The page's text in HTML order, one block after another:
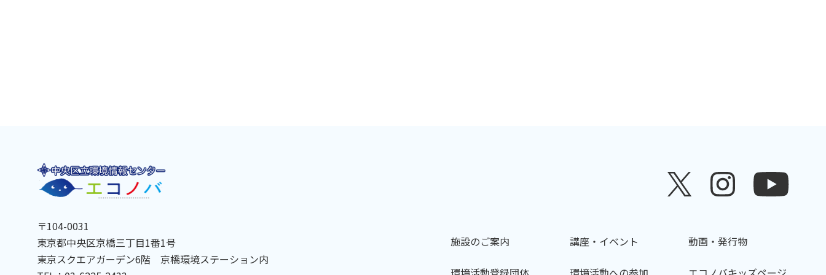
〒104-0031
東京都中央区京橋三丁目1番1号
東京スクエアガーデン6階 京橋環境ステーション内
施設のご案内 講座・イベント 動画・発行物